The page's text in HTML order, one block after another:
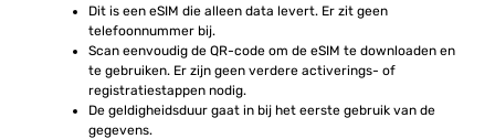
Dit is een eSIM die alleen data levert. Er zit geen
telefoonnummer bij.
Scan eenvoudig de QR-code om de eSIM te downloaden en
te gebruiken. Er zijn geen verdere activerings- of
registratiestappen nodig.
De geldigheidsduur gaat in bij het eerste gebruik van de
gegevens.